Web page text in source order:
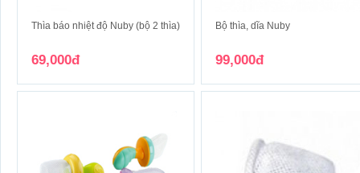
Thìa báo nhiệt độ Nuby (bộ 2 thìa)
69,000đ
Bộ thìa, dĩa Nuby
99,000đ